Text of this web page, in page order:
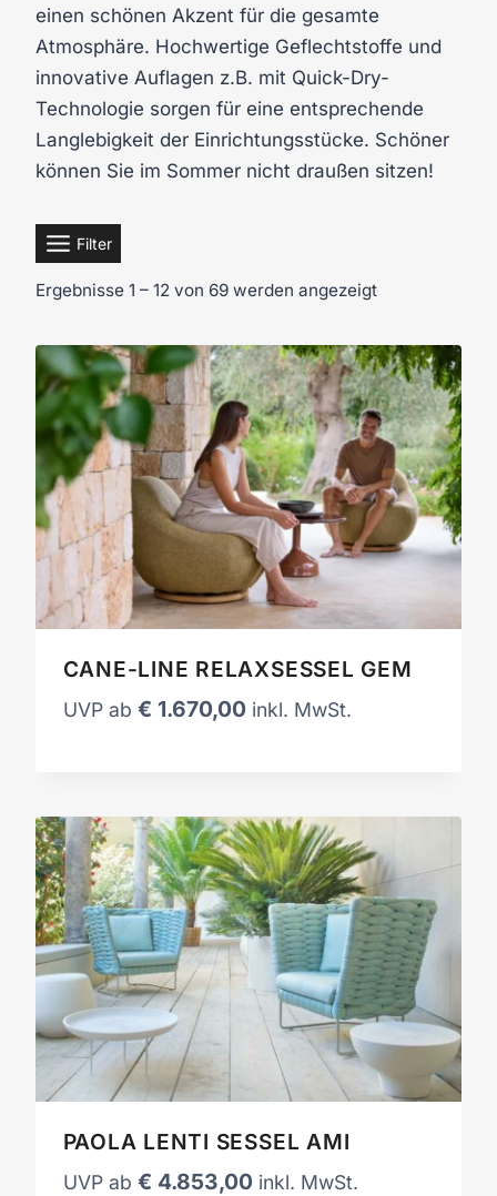
einen schönen Akzent für die gesamte
Atmosphäre. Hochwertige Geflechtstoffe und
innovative Auflagen z.B. mit Quick-Dry-
Technologie sorgen für eine entsprechende
Langlebigkeit der Einrichtungsstücke. Schöner
können Sie im Sommer nicht draußen sitzen!
Filter
Ergebnisse 1 – 12 von 69 werden angezeigt
CANE-LINE RELAXSESSEL GEM
UVP ab € 1.670,00 inkl. MwSt.
PAOLA LENTI SESSEL AMI
UVP ab € 4.853,00 inkl. MwSt.